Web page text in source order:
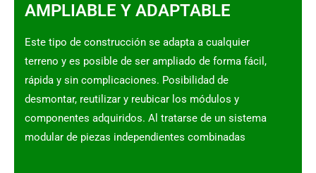
AMPLIABLE Y ADAPTABLE
Este tipo de construcción se adapta a cualquier
terreno y es posible de ser ampliado de forma fácil,
rápida y sin complicaciones. Posibilidad de
desmontar, reutilizar y reubicar los módulos y
componentes adquiridos. Al tratarse de un sistema
modular de piezas independientes combinadas